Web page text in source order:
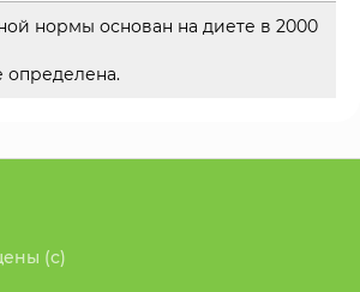
нормы основан на диете в 2000
определена.
(с)